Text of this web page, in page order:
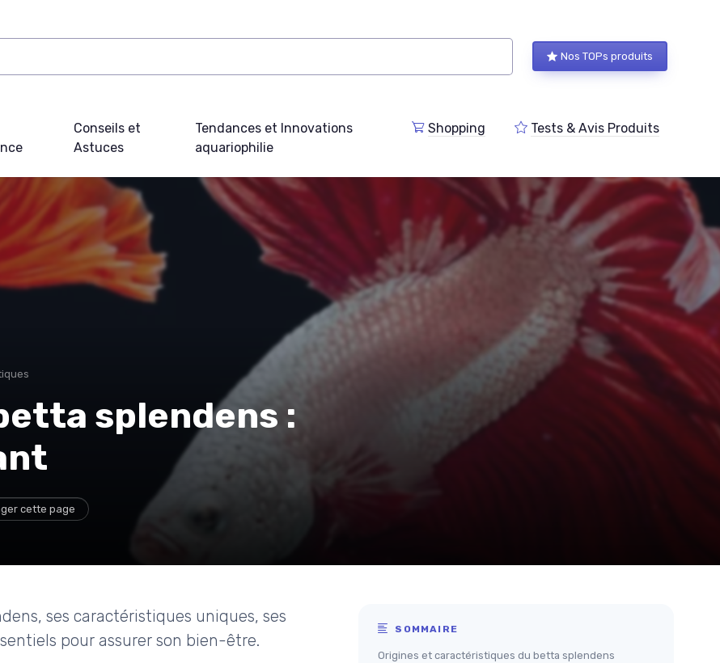
Nos TOPs produits
Conseils et
Astuces
Tendances et Innovations
aquariophilie
Shopping Tests & Avis Produits
splendens :
cette page
ses caractéristiques uniques, ses
pour assurer son bien-être.
SOMMAIRE
Origines et caractéristiques du betta splendens